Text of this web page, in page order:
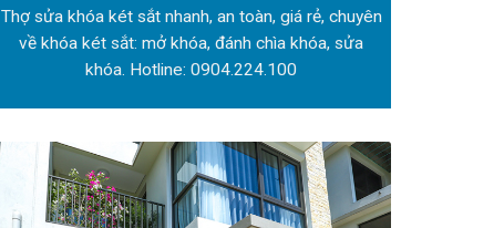
Thợ sửa khóakét sắt nhanh, an toàn, giá rẻ, chuyên
về khóa két sắt: mở khóa, đánh chìa khóa, sửa
khóa. Hotline:0904.224.100